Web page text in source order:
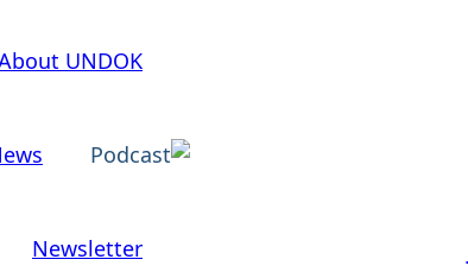
UNDOK
Newsletter